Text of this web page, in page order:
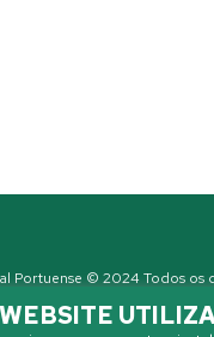
Portuense © 2024 Todos os